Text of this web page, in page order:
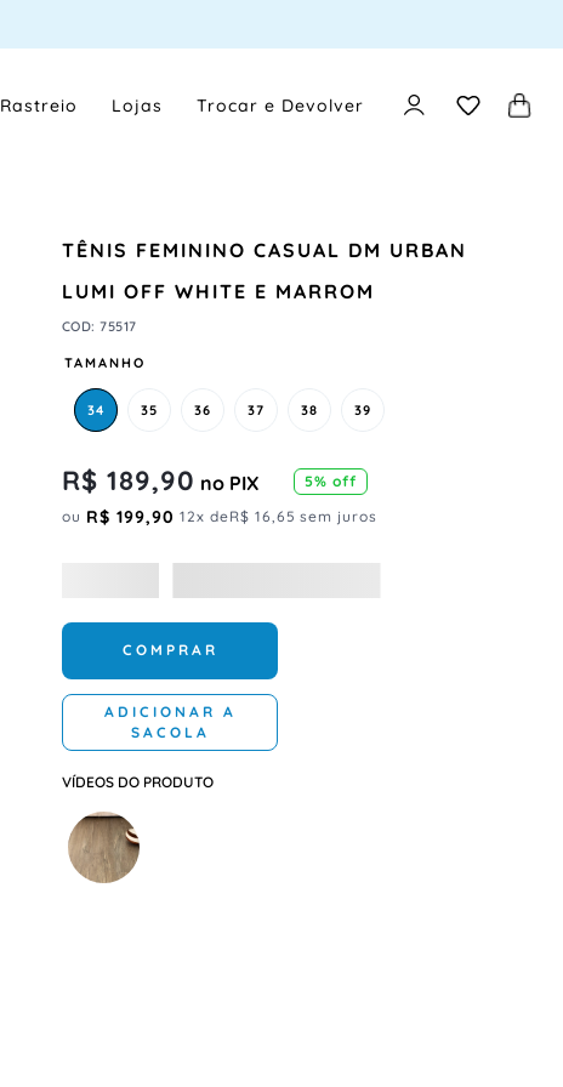
Rastreio Lojas Trocar e Devolver
TÊNIS FEMININO CASUAL DM URBAN
LUMI OFF WHITE E MARROM
COD:75517
TAMANHO
34 35 36 37 38 39
R$ 189,90 no PIX 5% off
ou R$ 199,90 12x deR$ 16,65 sem juros
COMPRAR
ADICIONAR A
SACOLA
VÍDEOS DO PRODUTO